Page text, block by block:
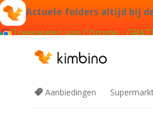
Actuele folders altijd bij
Toevoegen aan Chrome -
Aanbiedingen